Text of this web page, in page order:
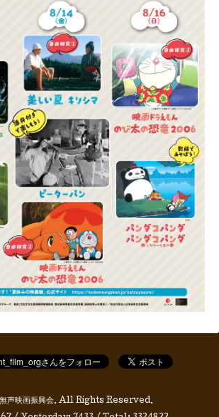
無声映画振興会. All Rights Reserved.